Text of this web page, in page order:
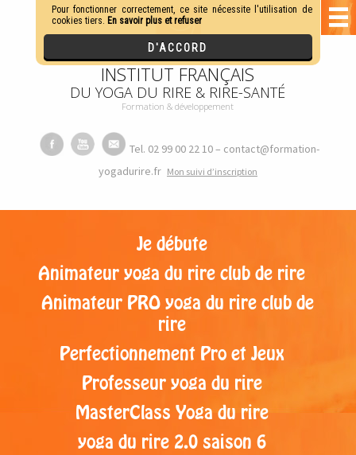
INSTITUT FRANÇAIS
DU YOGA DU RIRE & RIRE-SANTÉ
Formation & développement
Tel. 02 99 00 22 10 – contact@formation-
yogadurire.fr Mon suivi d’inscription
Je débute
Animateur yoga du rire club de rire
Animateur PRO yoga du rire club de
rire
Perfectionnement Pro et Jeux
Professeur yoga du rire
MasterClass Yoga du rire
yoga du rire 2.0 saison 6